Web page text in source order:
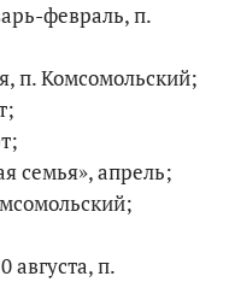
февраль, п.
п. Комсомольский;
семья», апрель;
августа, п.